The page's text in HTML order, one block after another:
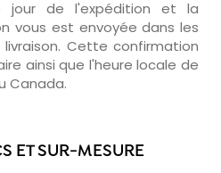
jour de l'expédition et la
vous est envoyée dans les
Cette confirmation
ainsi que l'heure locale de
Canada.
ET SUR-MESURE